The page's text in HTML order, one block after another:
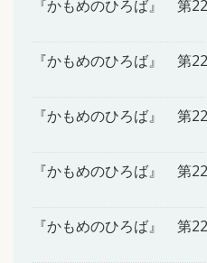
『かもめのひろば』 第
『かもめのひろば』 第
『かもめのひろば』 第
『かもめのひろば』 第
『かもめのひろば』 第